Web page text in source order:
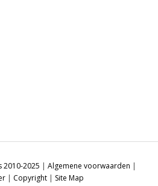
2010-2025 | Algemene voorwaarden |
| Copyright | Site Map